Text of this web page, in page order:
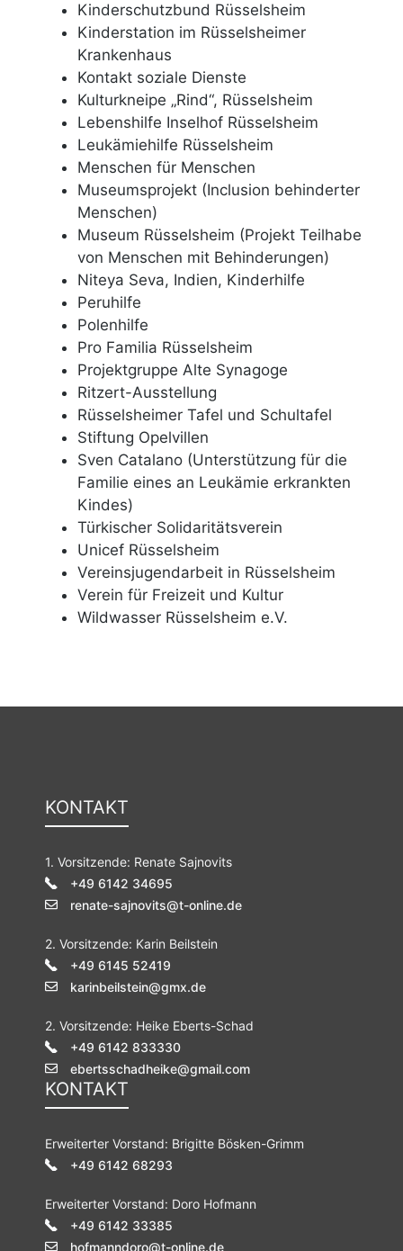
Kinderschutzbund Rüsselsheim
Kinderstation im Rüsselsheimer
Krankenhaus
Kontakt soziale Dienste
Kulturkneipe „Rind“, Rüsselsheim
Lebenshilfe Inselhof Rüsselsheim
Leukämiehilfe Rüsselsheim
Menschen für Menschen
Museumsprojekt (Inclusion behinderter
Menschen)
Museum Rüsselsheim (Projekt Teilhabe
von Menschen mit Behinderungen)
Niteya Seva, Indien, Kinderhilfe
Peruhilfe
Polenhilfe
Pro Familia Rüsselsheim
Projektgruppe Alte Synagoge
Ritzert-Ausstellung
Rüsselsheimer Tafel und Schultafel
Stiftung Opelvillen
Sven Catalano (Unterstützung für die
Familie eines an Leukämie erkrankten
Kindes)
Türkischer Solidaritätsverein
Unicef Rüsselsheim
Vereinsjugendarbeit in Rüsselsheim
Verein für Freizeit und Kultur
Wildwasser Rüsselsheim e.V.
KONTAKT
1. Vorsitzende: Renate Sajnovits
+49 6142 34695
renate-sajnovits@t-online.de
2. Vorsitzende: Karin Beilstein
+49 6145 52419
karinbeilstein@gmx.de
2. Vorsitzende: Heike Eberts-Schad
+49 6142 833330
ebertsschadheike@gmail.com
KONTAKT
Erweiterter Vorstand: Brigitte Bösken-Grimm
+49 6142 68293
Erweiterter Vorstand: Doro Hofmann
+49 6142 33385
hofmanndoro@t-online.de